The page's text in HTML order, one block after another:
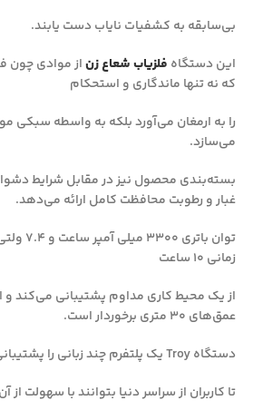
بی‌سابقه به کشفیات نایاب دست یابند.
این دستگاه فلزیاب شعاعزناز موادی چون
که نه تنها ماندگاری و استحکام
را به ارمغان می‌آورد بلکه به واسطه سبکی
می‌سازد.
بسته‌بندی محصول نیز در مقابل شرایط
غبار و رطوبت محافظت کامل ارائه می‌دهد.
توان
زمانی 10 ساعت
از یک محیط کاری مداوم پشتیبانی می‌کند و
عمق‌های 30 متری برخوردار است.
دستگاه Troy یک پلتفرم چند زبانی را پشتیبانی می‌کند
تا کاربران از سراسر دنیا بتوانند با سهولت از